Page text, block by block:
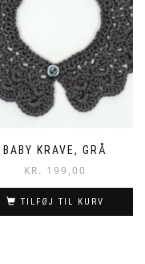
BABY KRAVE, GRÅ
KR. 199,00
TILFØJ TIL KURV